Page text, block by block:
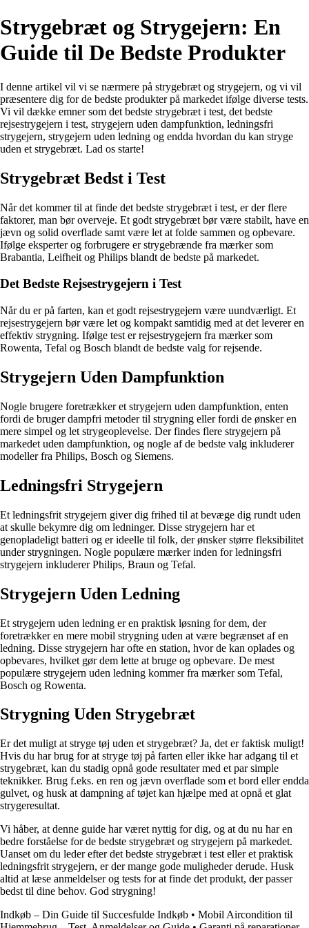
Strygebræt og Strygejern: En
Guide til De Bedste Produkter
I denne artikel vil vi se nærmere på strygebræt og strygejern, og vi vil
præsentere dig for de bedste produkter på markedet ifølge diverse tests.
Vi vil dække emner som det bedste strygebræt i test, det bedste
rejsestrygejern i test, strygejern uden dampfunktion, ledningsfri
strygejern, strygejern uden ledning og endda hvordan du kan stryge
uden et strygebræt. Lad os starte!
Strygebræt Bedst i Test
Når det kommer til at finde det bedste strygebræt i test, er der flere
faktorer, man bør overveje. Et godt strygebræt bør være stabilt, have en
jævn og solid overflade samt være let at folde sammen og opbevare.
Ifølge eksperter og forbrugere er strygebrænde fra mærker som
Brabantia, Leifheit og Philips blandt de bedste på markedet.
Det Bedste Rejsestrygejern i Test
Når du er på farten, kan et godt rejsestrygejern være uundværligt. Et
rejsestrygejern bør være let og kompakt samtidig med at det leverer en
effektiv strygning. Ifølge test er rejsestrygejern fra mærker som
Rowenta, Tefal og Bosch blandt de bedste valg for rejsende.
Strygejern Uden Dampfunktion
Nogle brugere foretrækker et strygejern uden dampfunktion, enten
fordi de bruger dampfri metoder til strygning eller fordi de ønsker en
mere simpel og let strygeoplevelse. Der findes flere strygejern på
markedet uden dampfunktion, og nogle af de bedste valg inkluderer
modeller fra Philips, Bosch og Siemens.
Ledningsfri Strygejern
Et ledningsfrit strygejern giver dig frihed til at bevæge dig rundt uden
at skulle bekymre dig om ledninger. Disse strygejern har et
genopladeligt batteri og er ideelle til folk, der ønsker større fleksibilitet
under strygningen. Nogle populære mærker inden for ledningsfri
strygejern inkluderer Philips, Braun og Tefal.
Strygejern Uden Ledning
Et strygejern uden ledning er en praktisk løsning for dem, der
foretrækker en mere mobil strygning uden at være begrænset af en
ledning. Disse strygejern har ofte en station, hvor de kan oplades og
opbevares, hvilket gør dem lette at bruge og opbevare. De mest
populære strygejern uden ledning kommer fra mærker som Tefal,
Bosch og Rowenta.
Strygning Uden Strygebræt
Er det muligt at stryge tøj uden et strygebræt? Ja, det er faktisk muligt!
Hvis du har brug for at stryge tøj på farten eller ikke har adgang til et
strygebræt, kan du stadig opnå gode resultater med et par simple
teknikker. Brug f.eks. en ren og jævn overflade som et bord eller endda
gulvet, og husk at dampning af tøjet kan hjælpe med at opnå et glat
strygeresultat.
Vi håber, at denne guide har været nyttig for dig, og at du nu har en
bedre forståelse for de bedste strygebræt og strygejern på markedet.
Uanset om du leder efter det bedste strygebræt i test eller et praktisk
ledningsfrit strygejern, er der mange gode muligheder derude. Husk
altid at læse anmeldelser og tests for at finde det produkt, der passer
bedst til dine behov. God strygning!
Indkøb – Din Guide til Succesfulde Indkøb • Mobil Aircondition til